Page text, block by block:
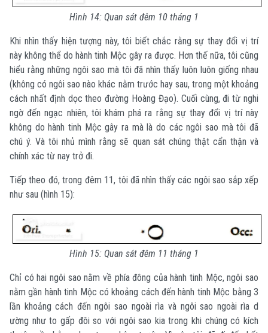
Hình 14: Quan sát đêm 10 tháng 1
Khi nhìn thấy hiện tượng này, tôi biết chắc rằng sự thay đổi vị trí
này không thể do hành tinh Mộc gây ra được. Hơn thế nữa, tôi cũng
hiểu rằng những ngôi sao mà tôi đã nhìn thấy luôn luôn giống nhau
(không có ngôi sao nào khác nằm trước hay sau, trong một khoảng
cách nhất định dọc theo đường Hoàng Đạo). Cuối cùng, đi từ nghi
ngờ đến ngạc nhiên, tôi khám phá ra rằng sự thay đổi vị trí này
không do hành tinh Mộc gây ra mà là do các ngôi sao mà tôi đã
chú ý. Và tôi nhủ mình rằng sẽ quan sát chúng thật cẩn thận và
chính xác từ nay trở đi.
Tiếp theo đó, trong đêm 11, tôi đã nhìn thấy các ngôi sao sắp xếp
như sau (hình 15):
Hình 15: Quan sát đêm 11 tháng 1
Chỉ có hai ngôi sao nằm về phía đông của hành tinh Mộc, ngôi sao
nằm gần hành tinh Mộc có khoảng cách đến hành tinh Mộc bằng 3
lần khoảng cách đến ngôi sao ngoài rìa và ngôi sao ngoài rìa d
ường như to gấp đôi so với ngôi sao kia trong khi chúng có kích